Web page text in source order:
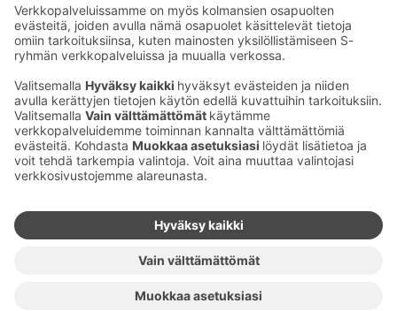
Seuraa meitä:
Muuta evästeasetuksia